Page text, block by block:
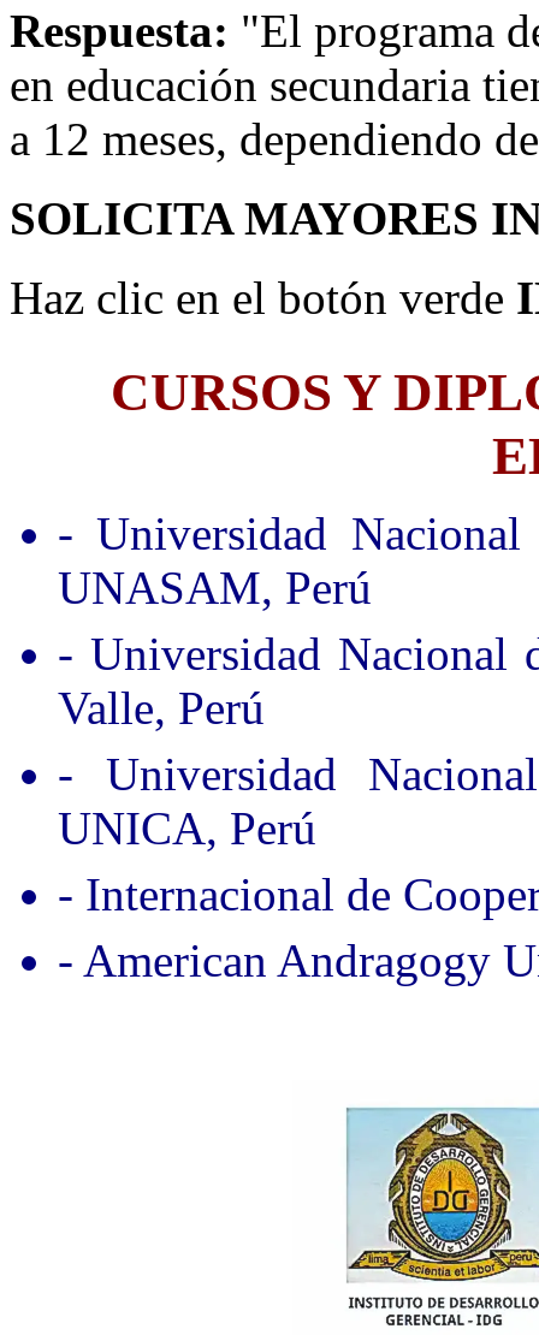
Respuesta: "El programa
en educación secundaria
a 12 meses, dependiendo
SOLICITA MAYORES
Haz clic en el botón verde
CURSOS Y
- Universidad
UNASAM, Perú
- Universidad Nacional
Valle, Perú
- Universidad
UNICA, Perú
- Internacional de
- American Andragogy